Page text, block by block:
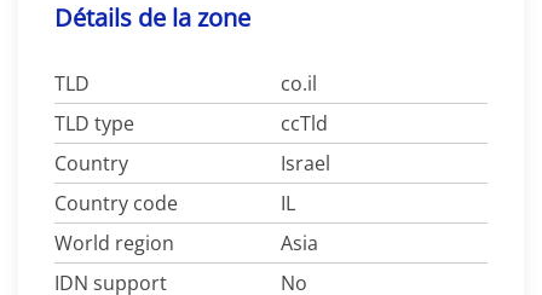
Détails de la zone
TLD
co.il
TLD type
ccTld
Country
Israel
Country code
IL
World region
Asia
IDN support
No